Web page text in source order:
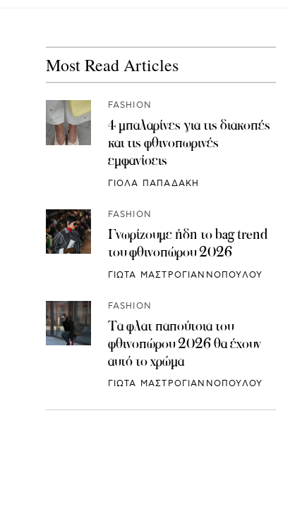
Most Read Articles
FASHION
4 μπαλαρίνες για τις διακοπές
και τις φθινοπωρινές
εμφανίσεις
ΓΙΟΛΑ ΠΑΠΑΔΑΚΗ
FASHION
Γνωρίζουμε ήδη το bag trend
του φθινοπώρου 2026
ΓΙΩΤΑ ΜΑΣΤΡΟΓΙΑΝΝΟΠΟΥΛΟΥ
FASHION
Τα φλατ παπούτσια του
φθινοπώρου 2026 θα έχουν
αυτό το χρώμα
ΓΙΩΤΑ ΜΑΣΤΡΟΓΙΑΝΝΟΠΟΥΛΟΥ